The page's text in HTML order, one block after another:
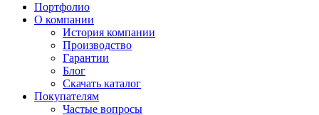
Портфолио
О компании
История компании
Производство
Гарантии
Блог
Скачать каталог
Покупателям
Частые вопросы